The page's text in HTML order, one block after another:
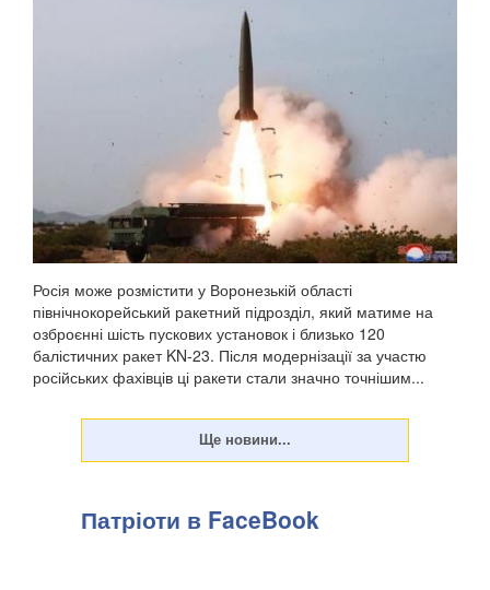
Росія може розмістити у Воронезькій області
північнокорейський ракетний підрозділ, який матиме на
озброєнні шість пускових установок і близько 120
балістичних ракет KN-23. Після модернізації за участю
російських фахівців ці ракети стали значно точнішим...
Патріоти в FaceBook